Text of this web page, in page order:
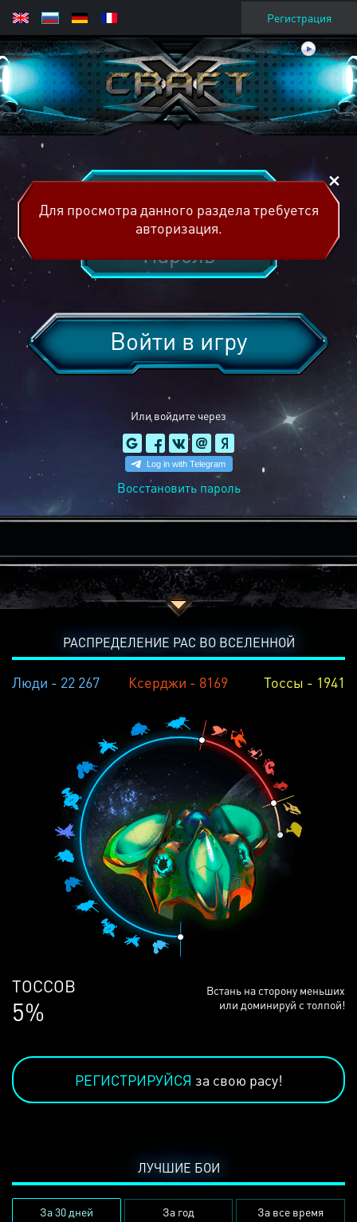
Регистрация
Или войдите через
Войти в игру
Восстановить пароль
Для просмотра данного раздела требуется
авторизация.
РАСПРЕДЕЛЕНИЕ РАС ВО ВСЕЛЕННОЙ
Люди - 22 267 Ксерджи - 8169 Тоссы - 1941
ЛЮДЕЙ
68%
Встань на сторону меньших
или доминируй с толпой!
РЕГИСТРИРУЙСЯ за свою расу!
ЛУЧШИЕ БОИ
За 30 дней За год За все время